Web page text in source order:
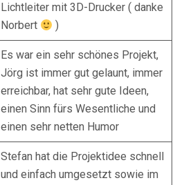
Lichtleiter mit 3D-Drucker ( danke
Norbert
)
Es war ein sehr schönes Projekt,
Jörg ist immer gut gelaunt, immer
erreichbar, hat sehr gute Ideen,
einen Sinn fürs Wesentliche und
einen sehr netten Humor
Stefan hat die Projektidee schnell
und einfach umgesetzt sowie im